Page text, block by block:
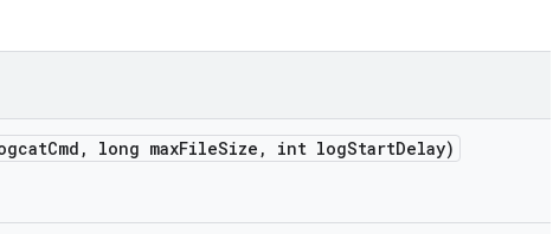
Cmd , long maxFileSize , int logStartDelay)